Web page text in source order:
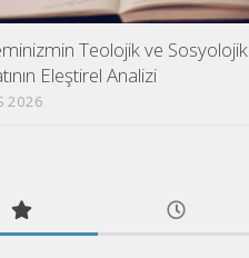
Teolojik ve Sosyolojik
Eleştirel Analizi
2026